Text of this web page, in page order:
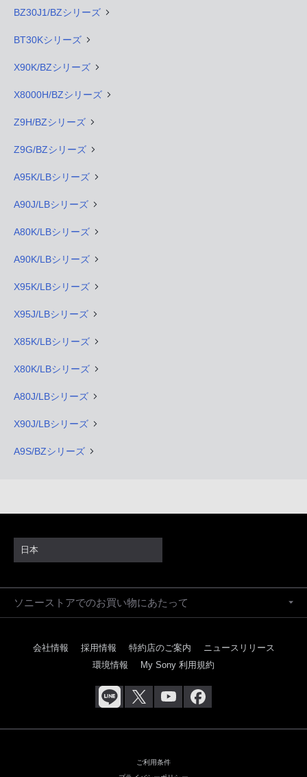
BZ30J1/BZシリーズ
BT30Kシリーズ
X90K/BZシリーズ
X8000H/BZシリーズ
Z9H/BZシリーズ
Z9G/BZシリーズ
A95K/LBシリーズ
A90J/LBシリーズ
A80K/LBシリーズ
A90K/LBシリーズ
X95K/LBシリーズ
X95J/LBシリーズ
X85K/LBシリーズ
X80K/LBシリーズ
A80J/LBシリーズ
X90J/LBシリーズ
A9S/BZシリーズ
日本
ソニーストアでのお買い物にあたって
会社情報 採用情報 特約店のご案内
ニュースリリース
環境情報
My Sony 利用規約
ご利用条件